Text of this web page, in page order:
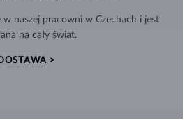
w naszej pracowni w Czechach i jest
na cały świat.
DOSTAWA >